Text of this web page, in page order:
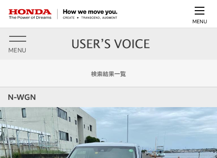
MENU
MENU
検索結果一覧
N-WGN